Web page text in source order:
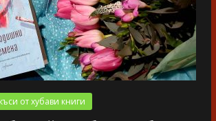
от хубави книги